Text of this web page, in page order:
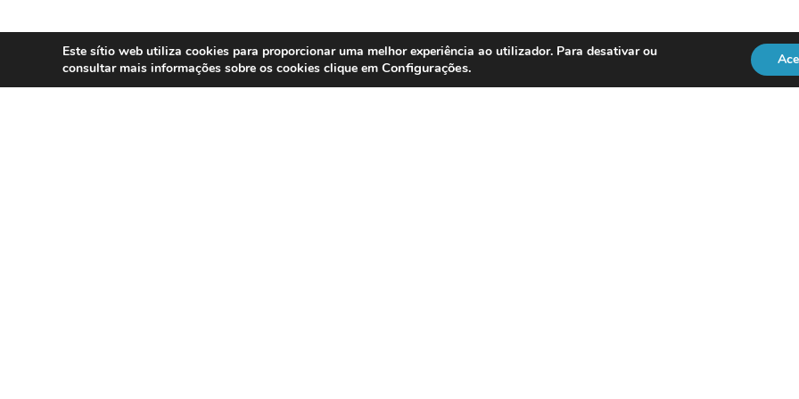
Este sítio web utiliza cookies para proporcionar uma melhor experiência ao utilizador. Para desativar ou
consultar mais informações sobre os cookies clique em Configurações.